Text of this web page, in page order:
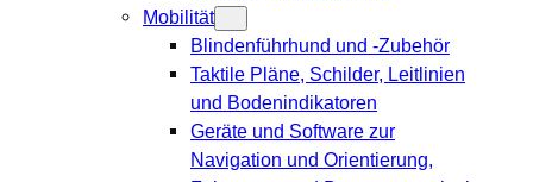
Mobilität
Blindenführhund und -Zubehör
Taktile Pläne, Schilder, Leitlinien
und Bodenindikatoren
Geräte und Software zur
Navigation und Orientierung,